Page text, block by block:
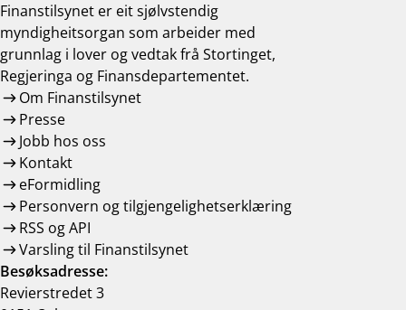
Finanstilsynet er eit sjølvstendig
myndigheitsorgan som arbeider med
grunnlag i lover og vedtak frå Stortinget,
Regjeringa og Finansdepartementet.
Om Finanstilsynet
Presse
Jobb hos oss
Kontakt
eFormidling
Personvern og tilgjengelighetserklæring
RSS og API
Varsling til Finanstilsynet
Besøksadresse:
Revierstredet 3